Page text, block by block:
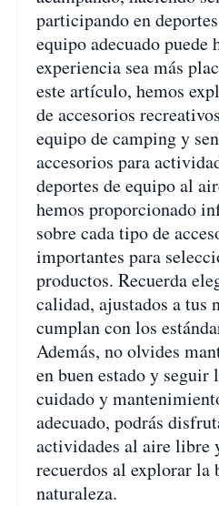
participando en
equipo adecuado puede
experiencia sea más
este artículo, hemos
de accesorios
equipo de camping y
accesorios para
deportes de equipo al
hemos proporcionado
sobre cada tipo de
importantes para
productos. Recuerda
calidad, ajustados a tus
cumplan con los
Además, no olvides
en buen estado y seguir
cuidado y
adecuado, podrás
actividades al aire libre
recuerdos al explorar la
naturaleza.